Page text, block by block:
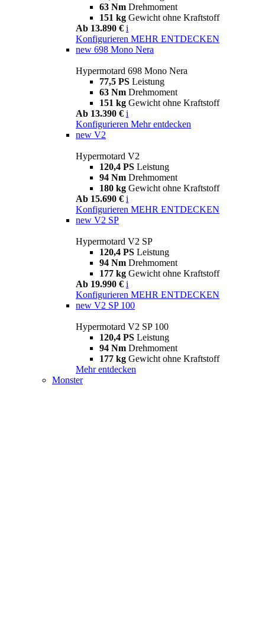
63 Nm Drehmoment
151 kg Gewicht ohne Kraftstoff
Ab 13.890 € i
Konfigurieren MEHR ENTDECKEN
new 698 Mono Nera
Hypermotard 698 Mono Nera
77,5 PS Leistung
63 Nm Drehmoment
151 kg Gewicht ohne Kraftstoff
Ab 13.390 € i
Konfigurieren Mehr entdecken
new V2
Hypermotard V2
120,4 PS Leistung
94 Nm Drehmoment
180 kg Gewicht ohne Kraftstoff
Ab 15.690 € i
Konfigurieren MEHR ENTDECKEN
new V2 SP
Hypermotard V2 SP
120,4 PS Leistung
94 Nm Drehmoment
177 kg Gewicht ohne Kraftstoff
Ab 19.990 € i
Konfigurieren MEHR ENTDECKEN
new V2 SP 100
Hypermotard V2 SP 100
120,4 PS Leistung
94 Nm Drehmoment
177 kg Gewicht ohne Kraftstoff
Mehr entdecken
Monster